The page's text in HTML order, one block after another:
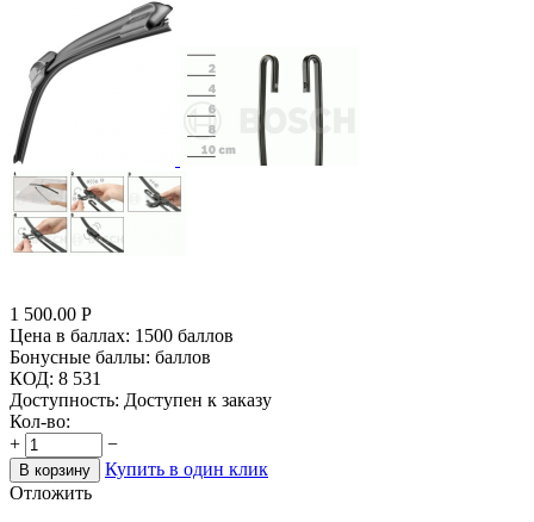
1 500.00 Р
Цена в баллах: 1500 баллов
Бонусные баллы: баллов
КОД: 8 531
Доступность: Доступен к заказу
Кол-во:
+
−
В корзину
Купить в один клик
Отложить